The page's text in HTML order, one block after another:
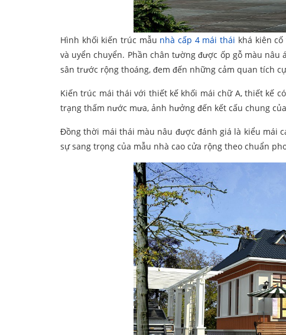
Hình khối kiến trúc mẫu nhà cấp 4 mái thái khá kiên
và uyển chuyển. Phần chân tường được ốp gỗ màu
sân trước rộng thoáng, đem đến những cảm quan tích
Kiến trúc mái thái với thiết kế khối mái chữ A, thiết kế
trạng thấm nước mưa, ảnh hưởng đến kết cấu chung
Đồng thời mái thái màu nâu được đánh giá là kiểu mái
sự sang trọng của mẫu nhà cao cửa rộng theo chuẩn